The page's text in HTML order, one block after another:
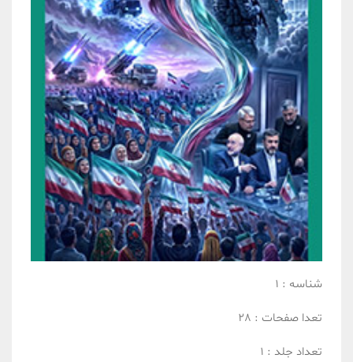
شناسه : 1
تعدا صفحات : 28
تعداد جلد : 1